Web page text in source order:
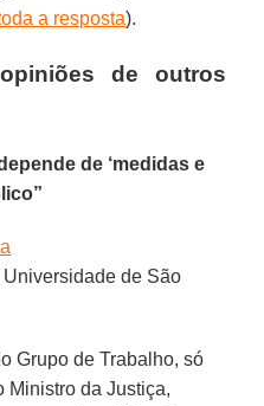
a resposta).
de outros
de ‘medidas e
de São
Grupo de Trabalho, só
Ministro da Justiça,